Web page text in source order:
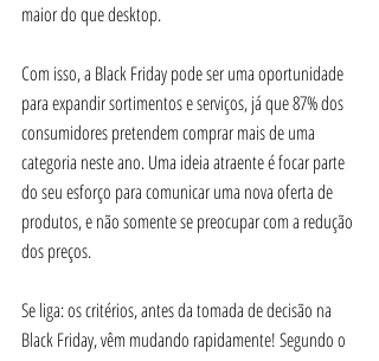
maior do que desktop.
Com isso, a Black Friday pode ser uma oportunidade
para expandir sortimentos e serviços, já que 87% dos
consumidores pretendem comprar mais de uma
categoria neste ano. Uma ideia atraente é focar parte
do seu esforço para comunicar uma nova oferta de
produtos, e não somente se preocupar com a redução
dos preços.
Se liga: os critérios, antes da tomada de decisão na
Black Friday, vêm mudando rapidamente! Segundo o